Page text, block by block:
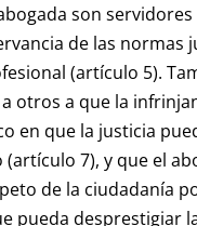
son
de las normas
(artículo 5).
otros a que la
en que la justicia
(artículo 7), y que el
de la ciudadanía
pueda desprestigiar